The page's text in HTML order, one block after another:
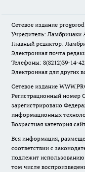
Сетевое издание
Учредитель: Ламбринаки
Главный редактор:
Электронная почта
Телефоны: 8(8212)39-14-
Электронная для других
Сетевое издание
Регистрационный номер
зарегистрировано
информационных
Возрастная категория
Вся информация,
соответствии с
подлежит
том числе